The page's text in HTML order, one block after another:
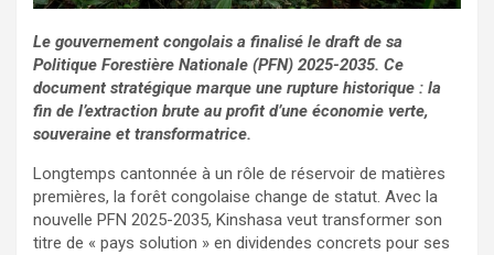
Le gouvernement congolais a finalisé le draft de sa
Politique Forestière Nationale (PFN) 2025-2035. Ce
document stratégique marque une rupture historique : la
fin de l’extraction brute au profit d’une économie verte,
souveraine et transformatrice.
Longtemps cantonnée à un rôle de réservoir de matières
premières, la forêt congolaise change de statut. Avec la
nouvelle PFN 2025-2035, Kinshasa veut transformer son
titre de « pays solution » en dividendes concrets pour ses